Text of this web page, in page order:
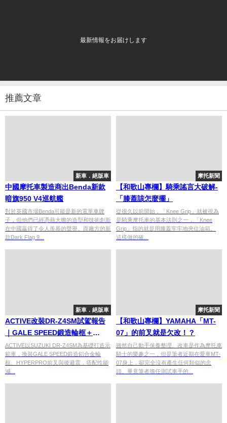
最新情報をお届けします
推薦文章
新車．絕版車
中國摩托車製造商出Benda新款
暗旗950 V4巡航艦
對於英國市場Benda可能是新的電單車牌
子，但他們已經憑藉大膽的造型和技術創新
在中國贏得了令人羨慕的聲譽。而廠方的新
款Dark Flag 9...
摩托新聞
【和歌山專欄】騎乘謠言大破解-
「膝蓋該怎麼擺」
從很久以前開始，「Knee Grip」就被視為
是騎乘摩托車的基本法則之一，「Knee
Grip」指的就是用膝蓋牢牢地夾住油箱。
這樣做的確...
新車．絕版車
ACTIVE改裝DR-Z4SM試駕報告
｜GALE SPEED鍛造輪框＋
HYPERPRO懸吊 公路滑胎車性能
大幅進化
ACTIVE以SUZUKI DR-Z4SM為基礎打造示
範車，換裝GALE SPEED鍛造鋁合金輪
框、HYPERPRO前叉與後避震，搭配性能
減...
摩托新聞
【和歌山專欄】YAMAHA「MT-
07」的前叉就是欠改！？
雖然自己動手保養整理、改車是作為摩托車
騎士的樂趣之一，但是筆者近期在愛車MT-
07身上，卻完全沒有產生任何類似的念
頭。畢竟筆者擔任測試車手的...